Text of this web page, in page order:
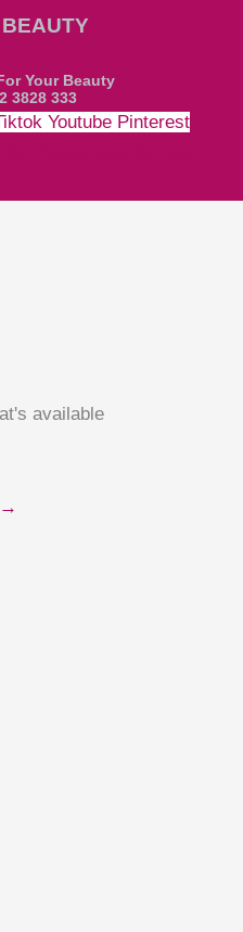
Your Beauty
3828 333
Youtube Pinterest
available
→